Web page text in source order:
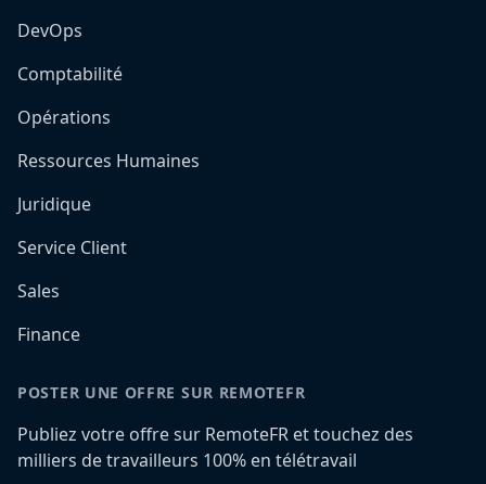
DevOps
Comptabilité
Opérations
Ressources Humaines
Juridique
Service Client
Sales
Finance
POSTER UNE OFFRE SUR REMOTEFR
Publiez votre offre sur RemoteFR et touchez des
milliers de travailleurs 100% en télétravail